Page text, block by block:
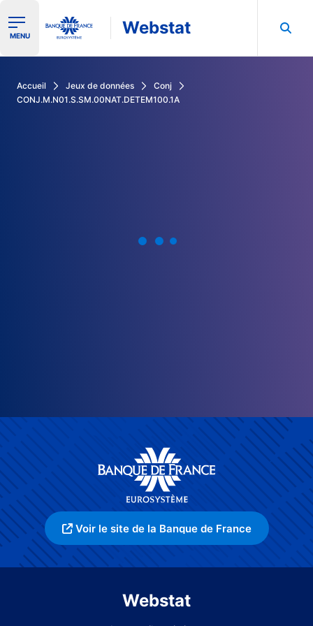
Ouvrir le menu de navigation
MENU Webstat
Accueil Jeux de données
Conj
CONJ.M.N01.S.SM.00NAT.DETEM100.1A
Voir le site de la Banque de France
Webstat